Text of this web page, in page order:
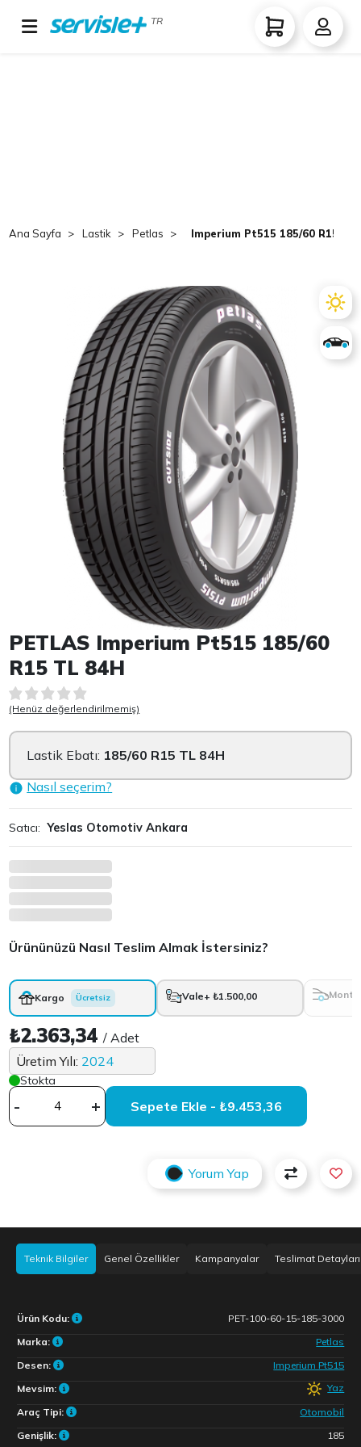
TR
Ana Sayfa Lastik Petlas Imperium Pt515 185/60 R15 TL
Item 1 of 1
PETLAS Imperium Pt515 185/60
R15 TL 84H
(Henüz değerlendirilmemiş)
Lastik Ebatı: 185/60 R15 TL 84H
Nasıl seçerim?
Satıcı: Yeslas Otomotiv Ankara
Ürününüzü Nasıl Teslim Almak İstersiniz?
Kargo Ücretsiz Vale+ ₺1.500,00
₺2.363,34/ Adet
Üretim Yılı: 2024
Stokta
- + Sepete Ekle - ₺9.453,36
Yorum Yap
Teknik Bilgiler Genel Özellikler Kampanyalar Teslimat Detayları
Ürün Kodu:
PET-100-60-15-185-3000
Marka:
Petlas
Desen:
Imperium Pt515
Mevsim:
Yaz
Araç Tipi:
Otomobil
Genişlik:
185